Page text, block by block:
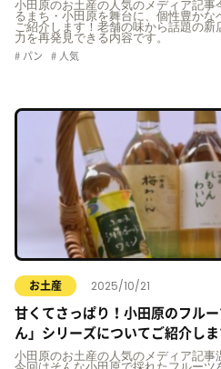
小田原のお土産の人気のメディア記
るまち・小田原を舞台に、個性豊か
ご紹介します！老舗の味から話題の
力を再発見できる内容です。
パン 人気
お土産 2025/10/21
甘くてさっぱり！小田原のフル
ん」シリーズについてご紹介しま
小田原のお土産の人気のメディア記事